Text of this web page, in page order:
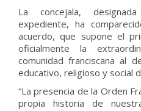
La concejala,
expediente, ha
acuerdo, que supone el
oficialmente la
comunidad franciscana al
educativo, religioso y social
“La presencia de la Orden
propia historia de